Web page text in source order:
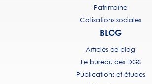
Patrimoine
Cotisations sociales
BLOG
Articles de blog
Le bureau des DGS
Publications et études